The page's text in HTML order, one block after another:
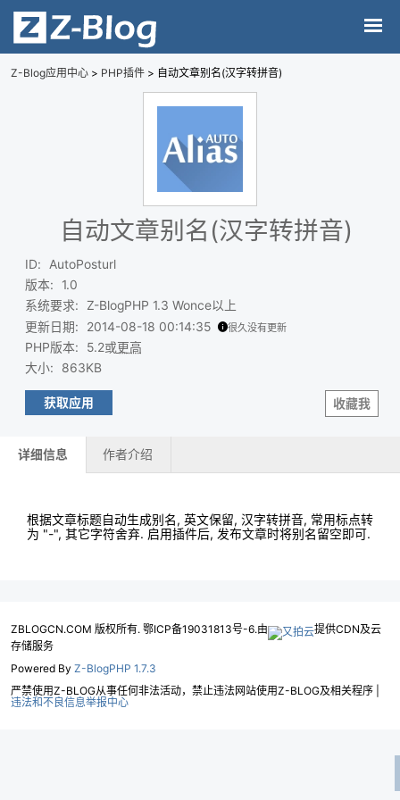
Z-Blog应用中心 > PHP插件 > 自动文章别名(汉字转拼音)
自动文章别名(汉字转拼音)
ID:
AutoPosturl
版本:
1.0
系统要求:
Z-BlogPHP 1.3 Wonce以上
更新日期: 2014-08-18 00:14:35 很久没有更新
PHP版本: 5.2或更高
大小: 863KB
收藏我
获取应用
详细信息 作者介绍
根据文章标题自动生成别名, 英文保留, 汉字转拼音, 常用标点转
为 "-", 其它字符舍弃. 启用插件后, 发布文章时将别名留空即可.
ZBLOGCN.COM 版权所有. 鄂ICP备19031813号-6.由
提供CDN及云
存储服务
Powered By Z-BlogPHP 1.7.3
严禁使用Z-BLOG从事任何非法活动，禁止违法网站使用Z-BLOG及相关程序 |
违法和不良信息举报中心